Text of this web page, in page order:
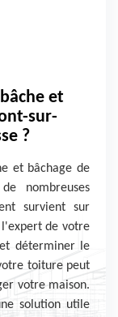
et
sur-
?
et bâchage de
nombreuses
survient sur
de votre
déterminer le
toiture peut
votre maison.
solution utile